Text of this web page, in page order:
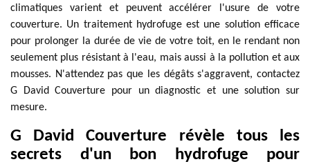
climatiques varient et peuvent accélérer l'usure de votre
couverture. Un traitement hydrofuge est une solution efficace
pour prolonger la durée de vie de votre toit, en le rendant non
seulement plus résistant à l'eau, mais aussi à la pollution et aux
mousses. N'attendez pas que les dégâts s'aggravent, contactez
G David Couverture pour un diagnostic et une solution sur
mesure.
G David Couverture révèle tous les
secrets d'un bon hydrofuge pour